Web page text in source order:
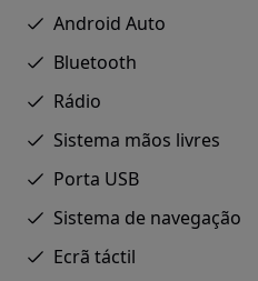
Android Auto
Bluetooth
Rádio
Sistema mãos livres
Porta USB
Sistema de navegação
Ecrã táctil